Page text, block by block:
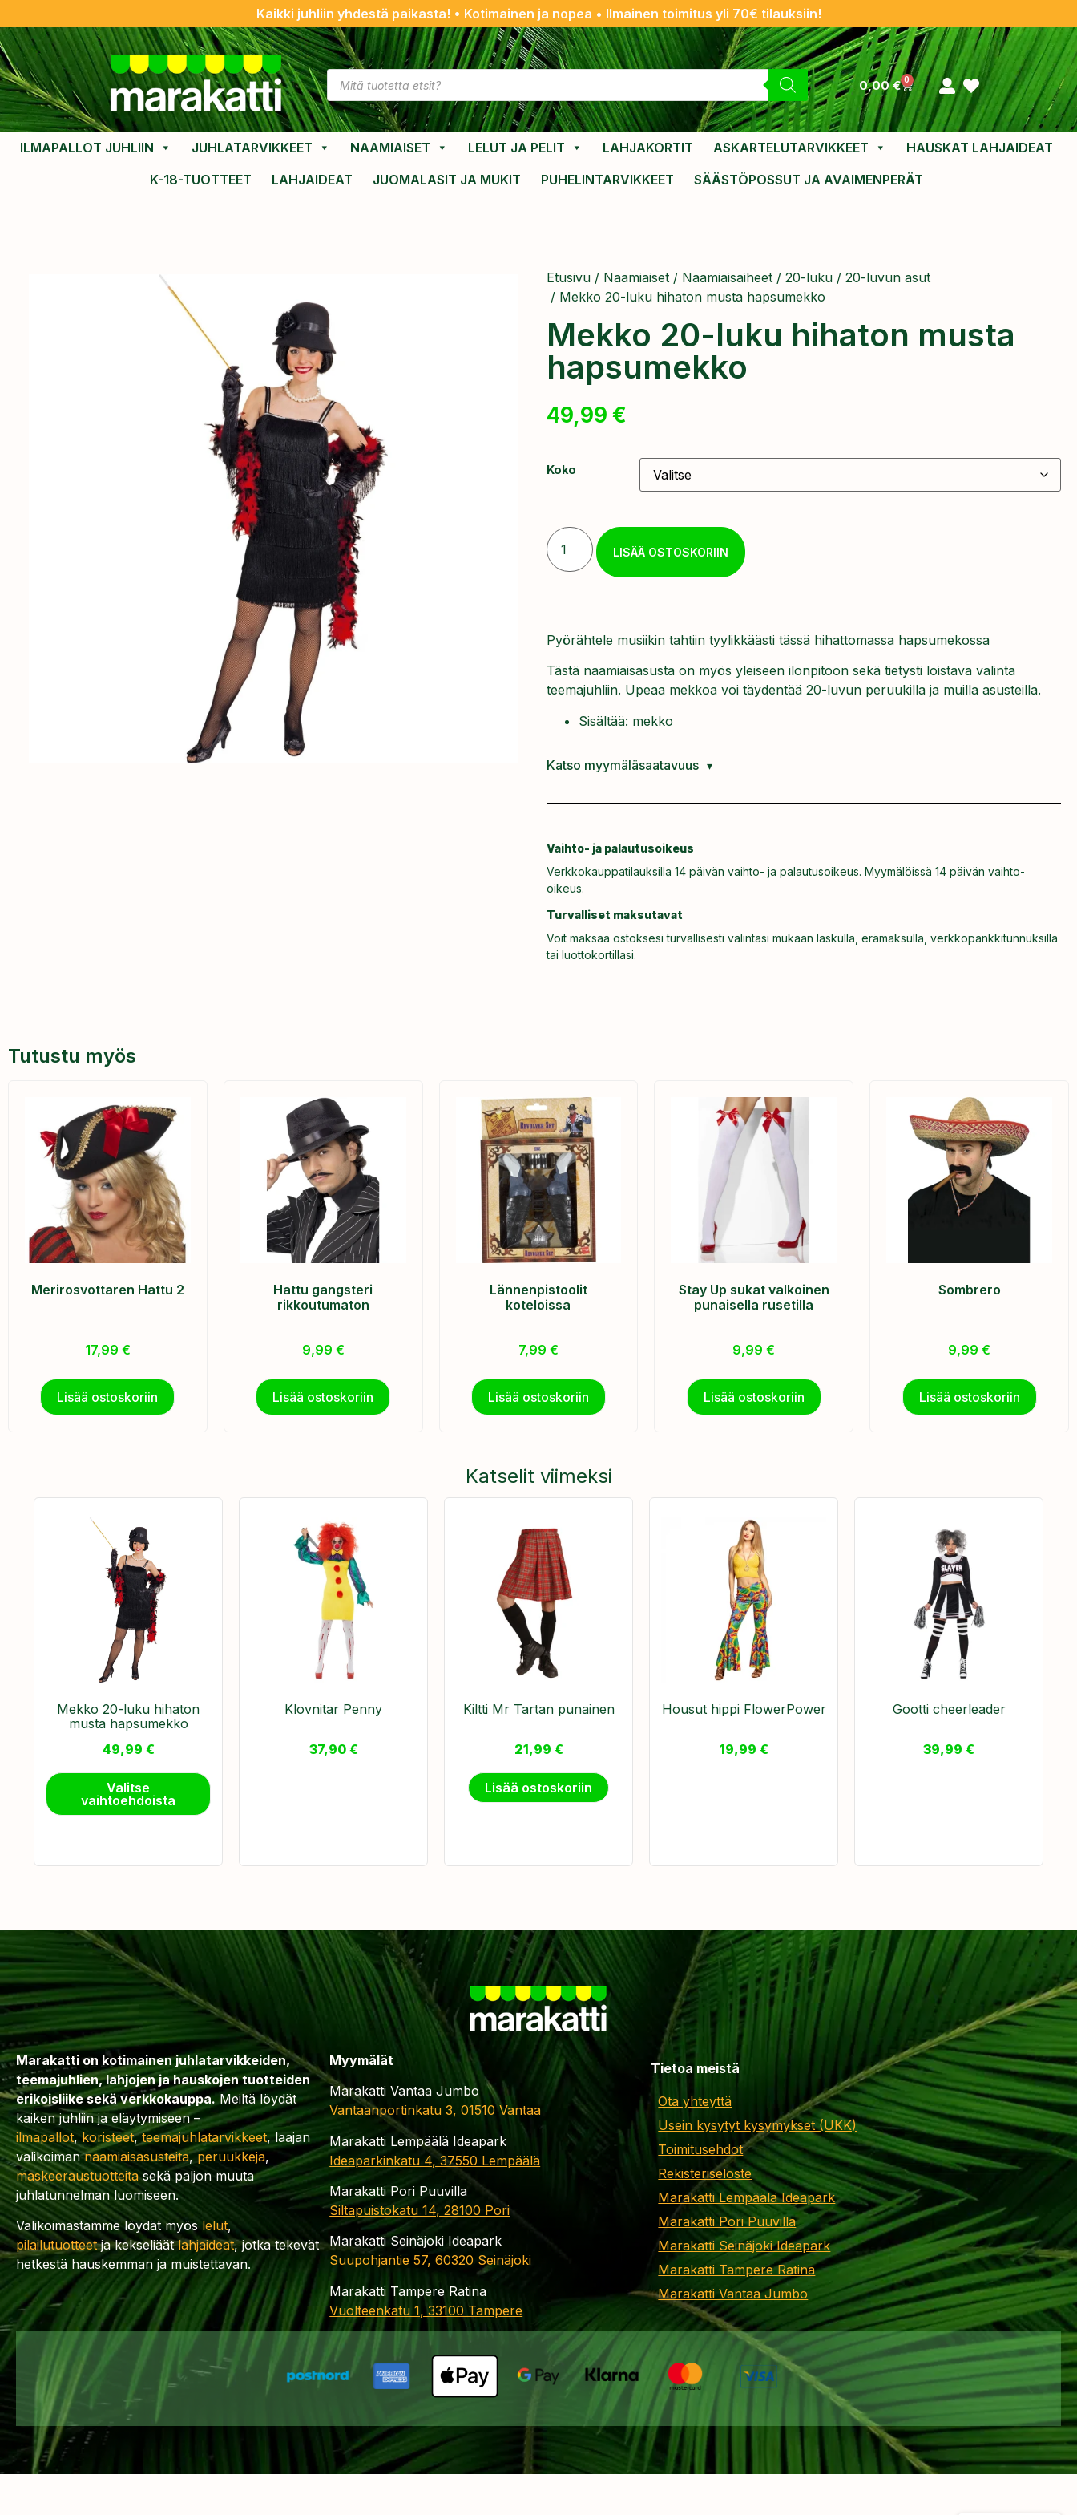
Kaikki juhliin yhdestä paikasta! • Kotimainen ja nopea • Ilmainen toimitus yli 70€ tilauksiin!
0,00€ 0
ILMAPALLOT JUHLIIN JUHLATARVIKKEET NAAMIAISET LELUT JA PELIT LAHJAKORTIT ASKARTELUTARVIKKEET
HAUSKAT LAHJAIDEAT
K-18-TUOTTEET
LAHJAIDEAT JUOMALASIT JA MUKIT PUHELINTARVIKKEET SÄÄSTÖPOSSUT JA AVAIMENPERÄT
Etusivu / Naamiaiset / Naamiaisaiheet / 20-luku / 20-luvun asut
/ Mekko 20-luku hihaton musta hapsumekko
Mekko 20-luku hihaton musta
hapsumekko
49,99 €
Koko
LISÄÄ OSTOSKORIIN
Pyörähtele musiikin tahtiin tyylikkäästi tässä hihattomassa hapsumekossa
Tästä naamiaisasusta on myös yleiseen ilonpitoon sekä tietysti loistava valinta
teemajuhliin. Upeaa mekkoa voi täydentää 20-luvun peruukilla ja muilla asusteilla.
Sisältää: mekko
Katso myymäläsaatavuus
Vaihto- ja palautusoikeus
Verkkokauppatilauksilla 14 päivän vaihto- ja palautusoikeus. Myymälöissä 14 päivän vaihto-
oikeus.
Turvalliset maksutavat
Voit maksaa ostoksesi turvallisesti valintasi mukaan laskulla, erämaksulla, verkkopankkitunnuksilla
tai luottokortillasi.
Tutustu myös
Merirosvottaren Hattu 2
17,99 €
Lisää ostoskoriin
Hattu gangsteri
rikkoutumaton
9,99 €
Lisää ostoskoriin
Lännenpistoolit
koteloissa
7,99 €
Lisää ostoskoriin
Stay Up sukat valkoinen
punaisella rusetilla
9,99€
Lisää ostoskoriin
Sombrero
9,99€
Lisää ostoskoriin
Katselit viimeksi
Mekko 20-luku hihaton
musta hapsumekko
49,99 €
Valitse
vaihtoehdoista
Klovnitar Penny
37,90 €
Kiltti Mr Tartan punainen
21,99 €
Lisää ostoskoriin
Housut hippi FlowerPower
19,99 €
Gootti cheerleader
39,99 €
Marakatti on kotimainen juhlatarvikkeiden,
teemajuhlien, lahjojen ja hauskojen tuotteiden
erikoisliike sekä verkkokauppa.Meiltä löydät
kaiken juhliin ja eläytymiseen –
ilmapallot,koristeet,teemajuhlatarvikkeet, laajan
valikoimannaamiaisasusteita,peruukkeja,
maskeeraustuotteitasekä paljon muuta
juhlatunnelman luomiseen.
Valikoimastamme löydät myöslelut,
pilailutuotteetja kekseliäätlahjaideat, jotka tekevät
hetkestä hauskemman ja muistettavan.
Myymälät
Marakatti Vantaa Jumbo
Vantaanportinkatu 3, 01510 Vantaa
Marakatti Lempäälä Ideapark
Ideaparkinkatu 4, 37550 Lempäälä
Marakatti Pori Puuvilla
Siltapuistokatu 14, 28100 Pori
Marakatti Seinäjoki Ideapark
Suupohjantie 57, 60320 Seinäjoki
Marakatti Tampere Ratina
Vuolteenkatu 1, 33100 Tampere
Tietoa meistä
Ota yhteyttä
Usein kysytyt kysymykset (UKK)
Toimitusehdot
Rekisteriseloste
Marakatti Lempäälä Ideapark
Marakatti Pori Puuvilla
Marakatti Seinäjoki Ideapark
Marakatti Tampere Ratina
Marakatti Vantaa Jumbo